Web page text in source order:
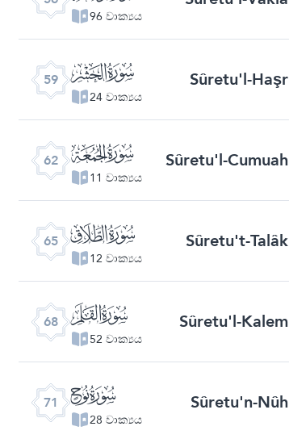
96 වාක්‍යය
59 ﯨ
24 වාක්‍යය
Sûretu'l-Haşr
62 ﯫ
11 වාක්‍යය
Sûretu'l-Cumuah
65 ﯮ
12 වාක්‍යය
Sûretu't-Talâk
68 ﯱ
52 වාක්‍යය
Sûretu'l-Kalem
71 ﯴ
28 වාක්‍යය
Sûretu'n-Nûh